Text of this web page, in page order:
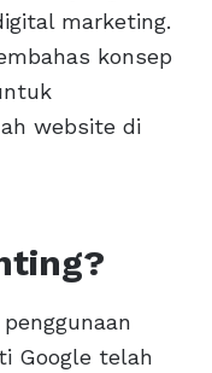
marketing.
konsep
website di
Google telah